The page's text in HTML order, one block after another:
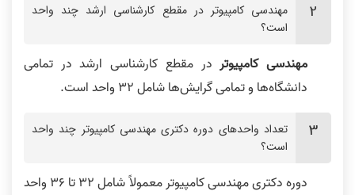
مهندسی کامپیوتر در مقطع کارشناسی ارشد چند واحد
است؟
مهندسی کامپیوتردر مقطع کارشناسی ارشد در تمامی
دانشگاه‌ها و تمامی گرایش‌ها شامل 32 واحد است.
تعداد واحدهای دوره دکتری مهندسی کامپیوتر چند واحد
است؟
دوره دکتری مهندسی کامپیوتر معمولاً شامل ۳۲ تا ۳۶ واحد